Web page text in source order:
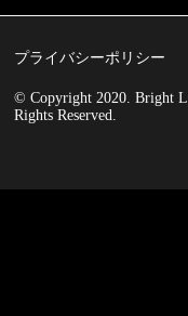
プライバシーポリシー
© Copyright 2020. Bright
Rights Reserved.